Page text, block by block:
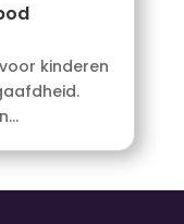
kinderen